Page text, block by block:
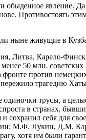
явление.
Противостоять
ныне живущие в
Литва, Карело-
50 млн. советских
против
пережило трагедию
трусы, а
в странах,
сохранил себя для
М.Ф. Лукин, Д.М.
хотя им были